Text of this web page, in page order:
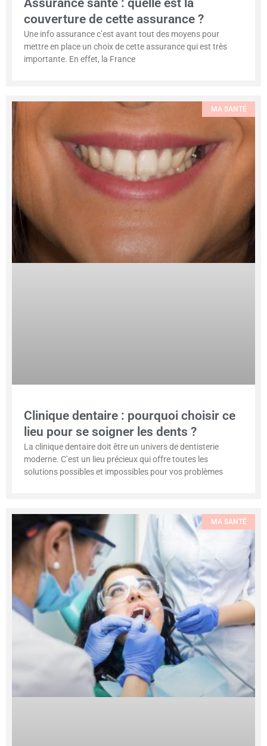
couverture de cette assurance ?
Une info assurance c’est avant tout des moyens pour
mettre en place un choix de cette assurance qui est très
importante. En effet, la France
MA SANTÉ
Clinique dentaire : pourquoi choisir ce
lieu pour se soigner les dents ?
La clinique dentaire doit être un univers de dentisterie
moderne. C’est un lieu précieux qui offre toutes les
solutions possibles et impossibles pour vos problèmes
MA SANTÉ